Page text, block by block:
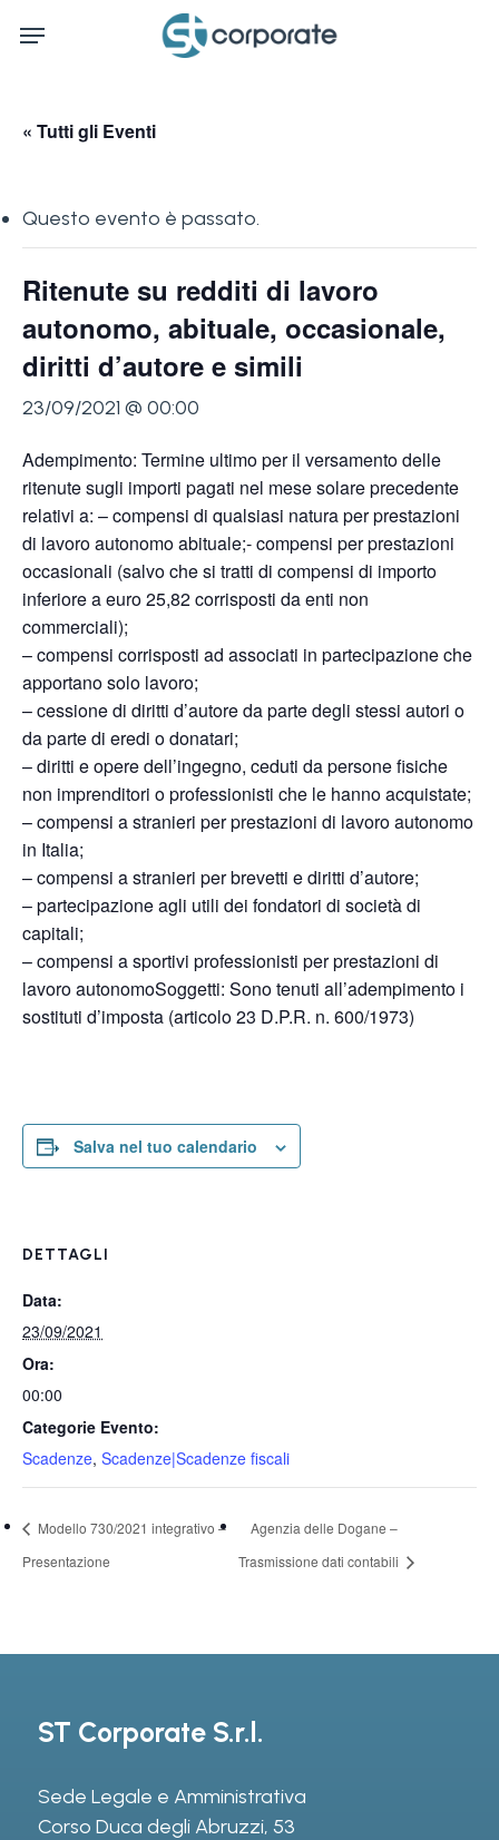
Menu
« Tutti gli Eventi
Questo evento è passato.
Ritenute su redditi di lavoro
autonomo, abituale, occasionale,
diritti d’autore e simili
23/09/2021 @ 00:00
Adempimento: Termine ultimo per il versamento delle
ritenute sugli importi pagati nel mese solare precedente
relativi a: – compensi di qualsiasi natura per prestazioni
di lavoro autonomo abituale;- compensi per prestazioni
occasionali (salvo che si tratti di compensi di importo
inferiore a euro 25,82 corrisposti da enti non
commerciali);
– compensi corrisposti ad associati in partecipazione che
apportano solo lavoro;
– cessione di diritti d’autore da parte degli stessi autori o
da parte di eredi o donatari;
– diritti e opere dell’ingegno, ceduti da persone fisiche
non imprenditori o professionisti che le hanno acquistate;
– compensi a stranieri per prestazioni di lavoro autonomo
in Italia;
– compensi a stranieri per brevetti e diritti d’autore;
– partecipazione agli utili dei fondatori di società di
capitali;
– compensi a sportivi professionisti per prestazioni di
lavoro autonomoSoggetti: Sono tenuti all’adempimento i
sostituti d’imposta (articolo 23 D.P.R. n. 600/1973)
Salva nel tuo calendario
DETTAGLI
Data:
23/09/2021
Ora:
00:00
Categorie Evento:
Scadenze, Scadenze|Scadenze fiscali
Modello 730/2021 integrativo –
Presentazione
Agenzia delle Dogane –
Trasmissione dati contabili
ST Corporate S.r.l.
Sede Legale e Amministrativa
Corso Duca degli Abruzzi, 53